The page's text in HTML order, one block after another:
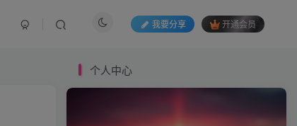
我要分享 开通会员
个人中心